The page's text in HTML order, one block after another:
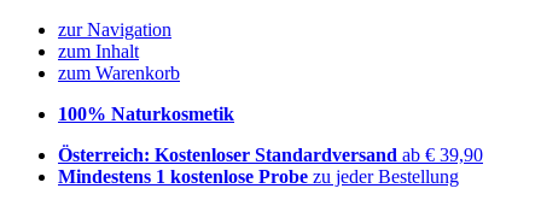
zur Navigation
zum Inhalt
zum Warenkorb
100% Naturkosmetik
Österreich: Kostenloser Standardversand ab € 39,90
Mindestens 1 kostenlose Probe zu jeder Bestellung